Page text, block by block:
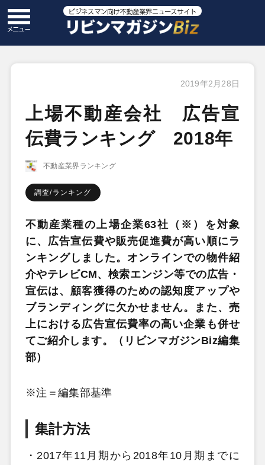
2019年2月28日
上場不動産会社 広告宣
伝費ランキング 2018年
不動産業界ランキング
調査/ランキング
不動産業種の上場企業63社（※）を対象
に、広告宣伝費や販売促進費が高い順にラ
ンキングしました。オンラインでの物件紹
介やテレビCM、検索エンジン等での広告・
宣伝は、顧客獲得のための認知度アップや
ブランディングに欠かせません。また、売
上における広告宣伝費率の高い企業も併せ
てご紹介します。（リビンマガジンBiz編集
部）
※注＝編集部基準
集計方法
・2017年11月期から2018年10月期までに